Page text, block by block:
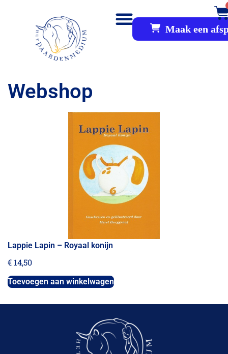
Maak een
Webshop
Lappie Lapin – Royaal konijn
€ 14,50
Toevoegen aan winkelwagen